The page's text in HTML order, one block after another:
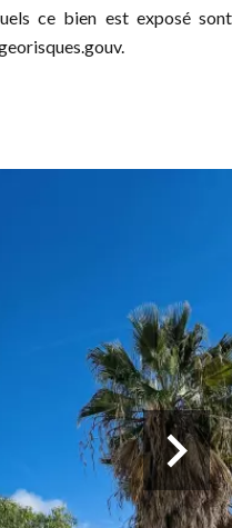
ce bien est exposé sont